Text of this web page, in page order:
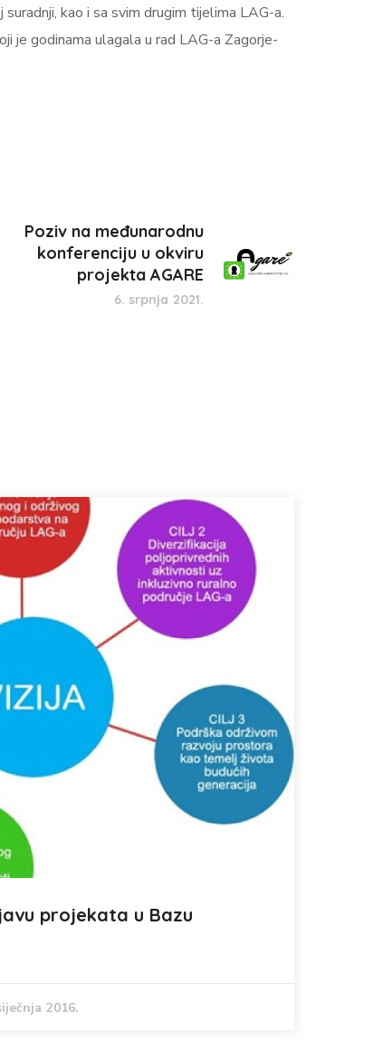
kao i sa svim drugim tijelima LAG-a.
je godinama ulagala u rad LAG-a Zagorje-
Poziv na međunarodnu
konferenciju u okviru
projekta AGARE
6. srpnja 2021.
projekata u Bazu
2016.